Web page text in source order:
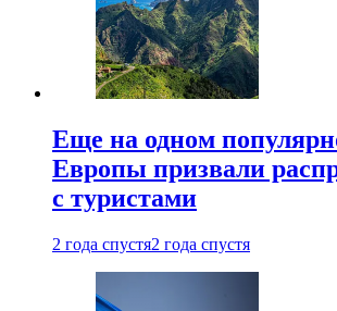
Еще на одном
Европы призвали
с туристами
2 года спустя2 года спустя